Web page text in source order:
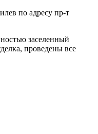
по адресу пр-т
заселенный
проведены все